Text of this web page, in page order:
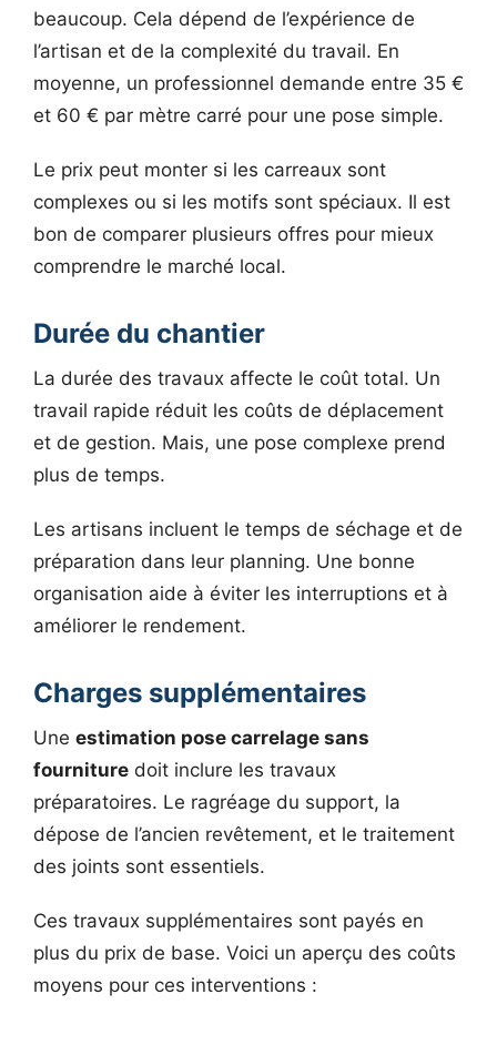
beaucoup. Cela dépend de l’expérience de
l’artisan et de la complexité du travail. En
moyenne, un professionnel demande entre 35 €
et 60 € par mètre carré pour une pose simple.
Le prix peut monter si les carreaux sont
complexes ou si les motifs sont spéciaux. Il est
bon de comparer plusieurs offres pour mieux
comprendre le marché local.
Durée du chantier
La durée des travaux affecte le coût total. Un
travail rapide réduit les coûts de déplacement
et de gestion. Mais, une pose complexe prend
plus de temps.
Les artisans incluent le temps de séchage et de
préparation dans leur planning. Une bonne
organisation aide à éviter les interruptions et à
améliorer le rendement.
Charges supplémentaires
Une estimation pose carrelage sans
fourniture doit inclure les travaux
préparatoires. Le ragréage du support, la
dépose de l’ancien revêtement, et le traitement
des joints sont essentiels.
Ces travaux supplémentaires sont payés en
plus du prix de base. Voici un aperçu des coûts
moyens pour ces interventions :